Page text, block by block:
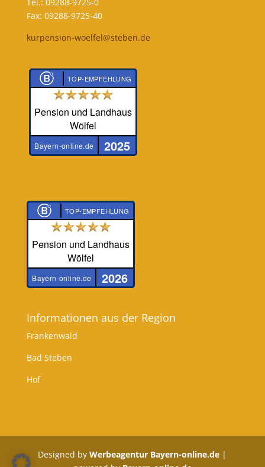
Fax: 09288-9725-40
kurpension-woelfel@steben.de
TOP-EMPFEHLUNG
Pension und Landhaus
Wölfel
Bayern-online.de 2025
TOP-EMPFEHLUNG
Pension und Landhaus
Wölfel
Bayern-online.de 2026
Informationen aus der Region
Frankenwald
Bad Steben
Hof
Designed byWerbeagentur Bayern-online.de |